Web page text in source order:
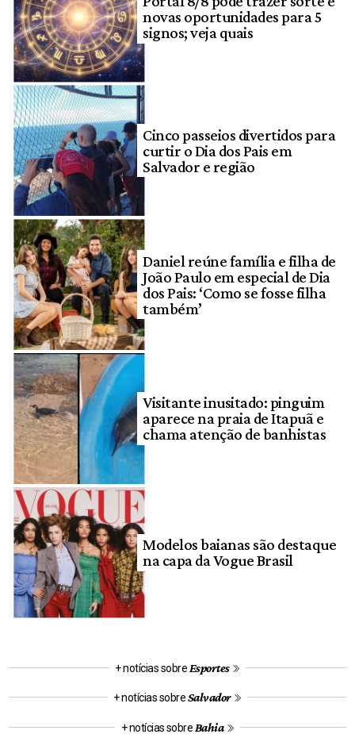
novas oportunidades para 5
signos; veja quais
Cinco passeios divertidos para
curtir o Dia dos Pais em
Salvador e região
Daniel reúne família e filha de
João Paulo em especial de Dia
dos Pais: ‘Como se fosse filha
também’
Visitante inusitado: pinguim
aparece na praia de Itapuã e
chama atenção de banhistas
Modelos baianas são destaque
na capa da Vogue Brasil
+ notícias sobre Esportes
+ notícias sobreSalvador
+ notícias sobre Bahia